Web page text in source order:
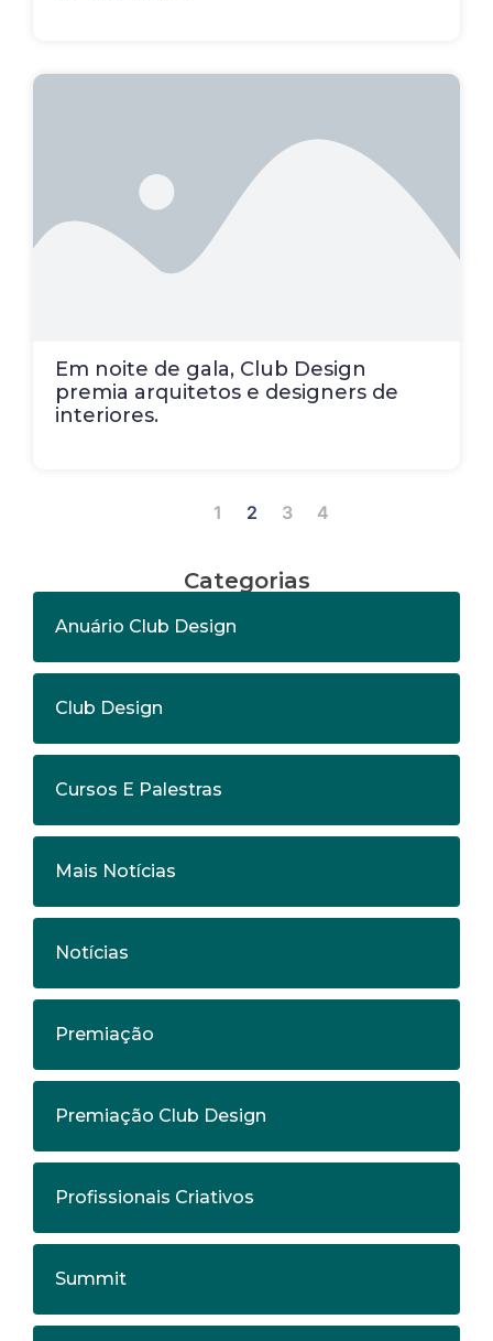
Em noite de gala, Club Design
premia arquitetos e designers de
interiores.
1 2 3 4
Categorias
Anuário Club Design
Club Design
Cursos E Palestras
Mais Notícias
Notícias
Premiação
Premiação Club Design
Profissionais Criativos
Summit